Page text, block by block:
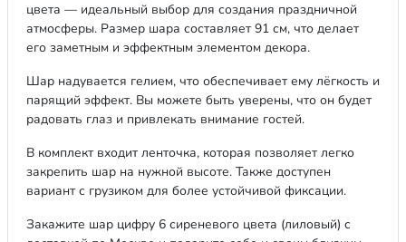
цвета — идеальный выбор для создания праздничной
атмосферы. Размер шара составляет 91 см, что делает
его заметным и эффектным элементом декора.
Шар надувается гелием, что обеспечивает ему лёгкость и
парящий эффект. Вы можете быть уверены, что он будет
радовать глаз и привлекать внимание гостей.
В комплект входит ленточка, которая позволяет легко
закрепить шар на нужной высоте. Также доступен
вариант с грузиком для более устойчивой фиксации.
Закажите шар цифру 6 сиреневого цвета (лиловый) с